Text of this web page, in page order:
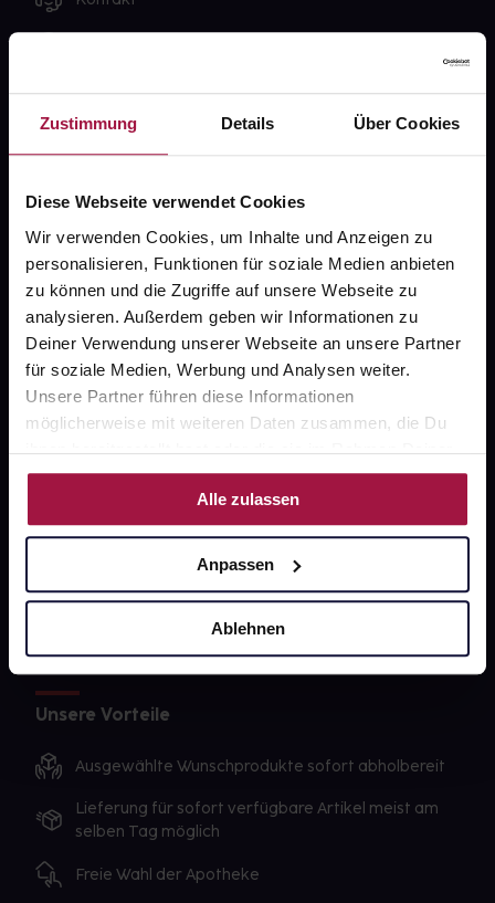
Zustimmung Details Über Cookies
Diese Webseite verwendet Cookies
Wir verwenden Cookies, um Inhalte und Anzeigen zu
personalisieren, Funktionen für soziale Medien anbieten
zu können und die Zugriffe auf unsere Webseite zu
analysieren. Außerdem geben wir Informationen zu
Deiner Verwendung unserer Webseite an unsere Partner
für soziale Medien, Werbung und Analysen weiter.
Unsere Partner führen diese Informationen
möglicherweise mit weiteren Daten zusammen, die Du
ihnen bereitgestellt hast oder die sie im Rahmen Deiner
Nutzung der Dienste gesammelt haben.
Alle zulassen
Anpassen
Ablehnen
gesund.de
Über uns
Karriere
Newsletter
Barrierefreiheitserklärung
PAYBACK
Datenschutz
Unsere Vorteile
Ausgewählte Wunschprodukte sofort abholbereit
Lieferung für sofort verfügbare Artikel meist am
selben Tag möglich
Freie Wahl der Apotheke